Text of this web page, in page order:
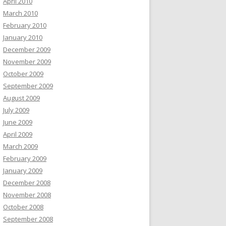
March 2010
February 2010
January 2010
December 2009
November 2009
October 2009
September 2009
August 2009
July 2009
June 2009
April 2009
March 2009
February 2009
January 2009
December 2008
November 2008
October 2008
September 2008